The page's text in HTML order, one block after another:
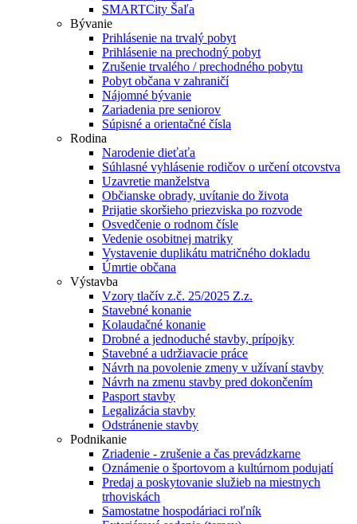
SMARTCity Šaľa
Bývanie
Prihlásenie na trvalý pobyt
Prihlásenie na prechodný pobyt
Zrušenie trvalého / prechodného pobytu
Pobyt občana v zahraničí
Nájomné bývanie
Zariadenia pre seniorov
Súpisné a orientačné čísla
Rodina
Narodenie dieťaťa
Súhlasné vyhlásenie rodičov o určení otcovstva
Uzavretie manželstva
Občianske obrady, uvítanie do života
Prijatie skoršieho priezviska po rozvode
Osvedčenie o rodnom čísle
Vedenie osobitnej matriky
Vystavenie duplikátu matričného dokladu
Úmrtie občana
Výstavba
Vzory tlačív z.č. 25/2025 Z.z.
Stavebné konanie
Kolaudačné konanie
Drobné a jednoduché stavby, prípojky
Stavebné a udržiavacie práce
Návrh na povolenie zmeny v užívaní stavby
Návrh na zmenu stavby pred dokončením
Pasport stavby
Legalizácia stavby
Odstránenie stavby
Podnikanie
Zriadenie - zrušenie a čas prevádzkarne
Oznámenie o športovom a kultúrnom podujatí
Predaj a poskytovanie služieb na miestnych
trhoviskách
Samostatne hospodáriaci roľník